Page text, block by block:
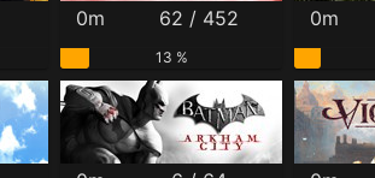
0m 62 / 452
13 %
0m